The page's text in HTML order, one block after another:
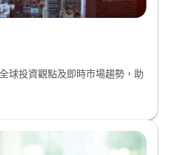
球投資觀點及即時市場趨勢，助